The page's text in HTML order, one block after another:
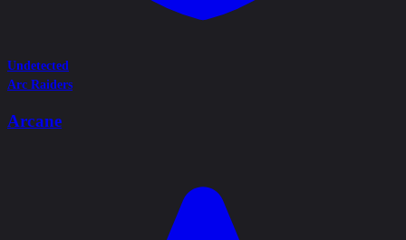
Undetected
Arc Raiders
Arcane